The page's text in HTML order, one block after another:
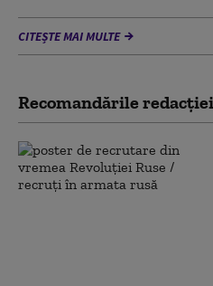
CITEȘTE MAI MULTE
Recomandările redacţiei